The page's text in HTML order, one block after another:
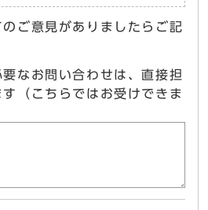
ご意見がありましたらご記
要なお問い合わせは、直接担
（こちらではお受けできま